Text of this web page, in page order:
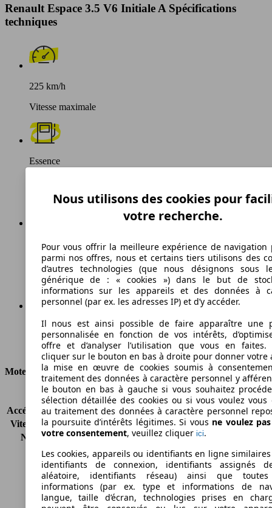
Renault Espace 3.5 V6 Initiale A Spécifications
techniques
225 km/h
Vitesse maximale
Essence
289 g/km
Émissions de CO2 (combinées)*
Ø 12.0 l/100km
Consommation
Moteur et Puissance
KW (CH)
177 kW (243 PS)
Accélération (0-100 km/h) 8.1s
Vitesse maximale (km/h) 225 km/h
Nombre de vitesses
5
Couple
330 nm
Cylindrée
3498 ccm
Carburant
Essence
Cylindres
Transmission
Boîte automatique
Nous utilisons des cookies pour
votre recherche.
Pour vous offrir la meilleure expérience de navigation
parmi nos offres, nous et certains tiers utilisons des
d’autres technologies (que nous désignons sous
générique de : « cookies ») dans le but de
informations sur les appareils et des données à
personnel (par ex. les adresses IP) et d’y accéder.
Il nous est ainsi possible de faire apparaître une
personnalisée en fonction de vos intérêts,
offre et d’analyser l’utilisation que vous en faites.
cliquer sur le bouton en bas à droite pour donner votre
la mise en œuvre de cookies soumis à
traitement des données à caractère personnel y
le bouton en bas à gauche si vous souhaitez
sélection détaillée des cookies ou si vous voulez vous
au traitement des données à caractère personnel
la poursuite d’intérêts légitimes. Si vous ne voulez
votre consentement, veuillez cliquer ici.
Les cookies, appareils ou identifiants en ligne
identifiants de connexion, identifiants assignés
aléatoire, identifiants réseau) ainsi que
informations (par ex. type et informations de
langue, taille d’écran, technologies prises en